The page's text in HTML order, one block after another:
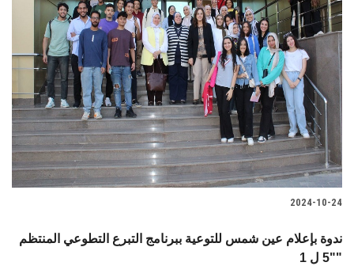
2024-10-24
ندوة بإعلام عين شمس للتوعية ببرنامج التبرع التطوعي المنتظم
"5 ل 1"